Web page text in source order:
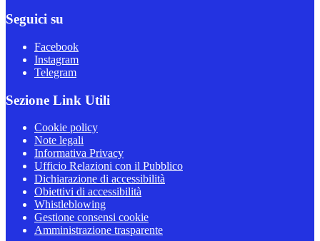
Seguici su
Facebook
Instagram
Telegram
Sezione Link Utili
Cookie policy
Note legali
Informativa Privacy
Ufficio Relazioni con il Pubblico
Dichiarazione di accessibilità
Obiettivi di accessibilità
Whistleblowing
Gestione consensi cookie
Amministrazione trasparente